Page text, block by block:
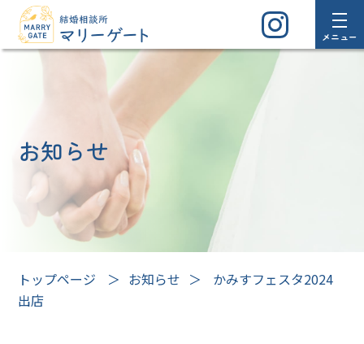
メニュー
お知らせ
トップページ ＞ お知らせ ＞
かみすフェスタ2024
出店